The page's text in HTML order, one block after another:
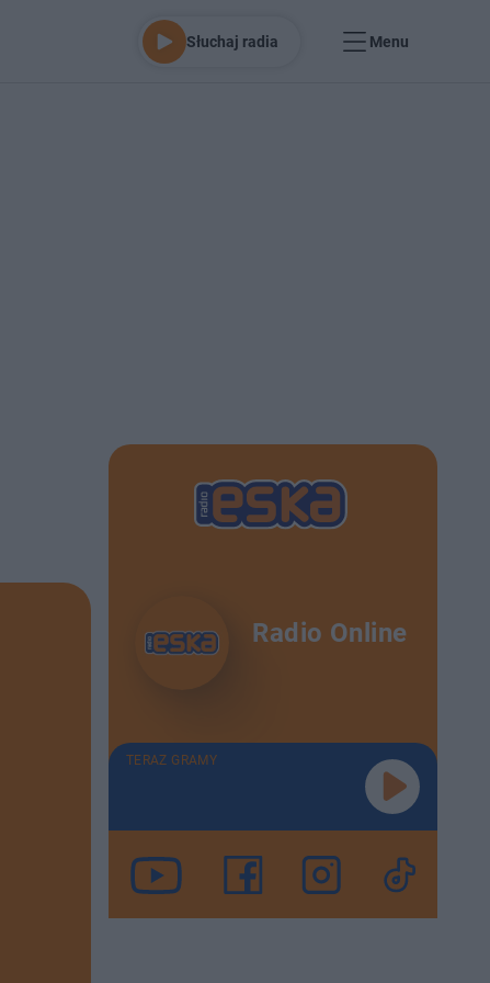
Słuchaj radia Menu
Radio Online
TERAZ GRAMY